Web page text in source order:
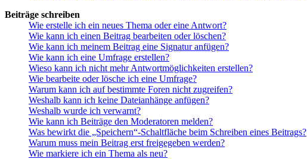
Beiträge schreiben
Wie erstelle ich ein neues Thema oder eine Antwort?
Wie kann ich einen Beitrag bearbeiten oder löschen?
Wie kann ich meinem Beitrag eine Signatur anfügen?
Wie kann ich eine Umfrage erstellen?
Wieso kann ich nicht mehr Antwortmöglichkeiten erstellen?
Wie bearbeite oder lösche ich eine Umfrage?
Warum kann ich auf bestimmte Foren nicht zugreifen?
Weshalb kann ich keine Dateianhänge anfügen?
Weshalb wurde ich verwarnt?
Wie kann ich Beiträge den Moderatoren melden?
Was bewirkt die „Speichern“-Schaltfläche beim Schreiben eines Beitrags?
Warum muss mein Beitrag erst freigegeben werden?
Wie markiere ich ein Thema als neu?